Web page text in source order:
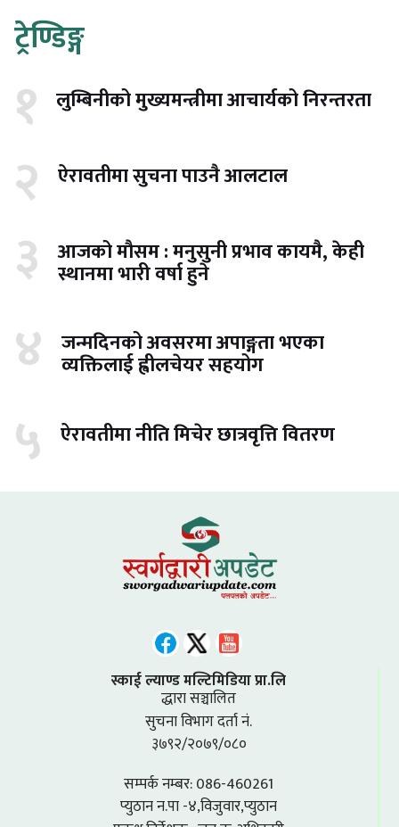
ट्रेण्डिङ्ग
१ लुम्बिनीको मुख्यमन्त्रीमा आचार्यको निरन्तरता
२ ऐरावतीमा सुचना पाउनै आलटाल
३ आजको मौसम : मनुसुनी प्रभाव कायमै, केही
स्थानमा भारी वर्षा हुने
४ जन्मदिनको अवसरमा अपाङ्गता भएका
व्यक्तिलाई ह्वीलचेयर सहयोग
५ ऐरावतीमा नीति मिचेर छात्रवृत्ति वितरण
स्काई ल्याण्ड मल्टिमिडिया प्रा.लि
द्धारा सञ्चालित
सुचना विभाग दर्ता नं.
३७९२/२०७९/०८०
सम्पर्क नम्बर: 086-460261
प्युठान न.पा -४,विजुवार,प्युठान